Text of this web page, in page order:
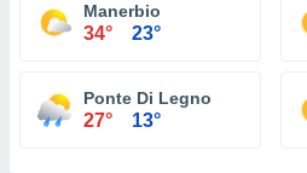
Manerbio
34° 23°
Ponte Di Legno
27° 13°